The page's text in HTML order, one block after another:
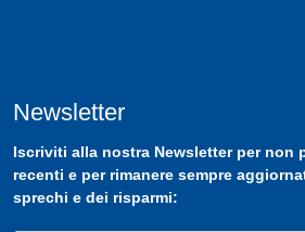
Newsletter
Iscriviti alla nostra Newsletterper non
recenti e per rimanere sempre
sprechi e dei risparmi: